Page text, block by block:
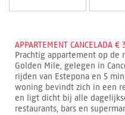
APPARTEMENT CANCELADA
Prachtig appartement op de
Golden Mile, gelegen in
rijden van Estepona en 5
woning bevindt zich in een
en ligt dicht bij alle
restaurants, bars en